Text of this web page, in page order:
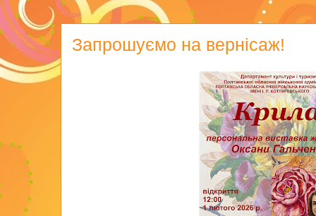
Запрошуємо на вернісаж!